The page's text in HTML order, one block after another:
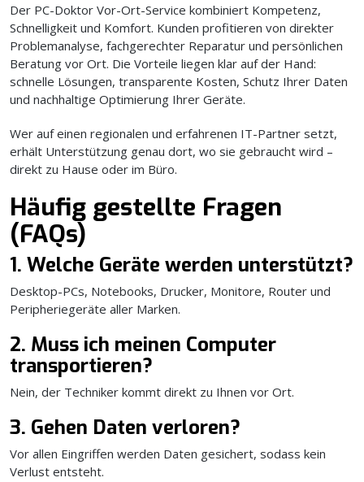
Der PC-Doktor Vor-Ort-Service kombiniert Kompetenz,
Schnelligkeit und Komfort. Kunden profitieren von direkter
Problemanalyse, fachgerechter Reparatur und persönlichen
Beratung vor Ort. Die Vorteile liegen klar auf der Hand:
schnelle Lösungen, transparente Kosten, Schutz Ihrer Daten
und nachhaltige Optimierung Ihrer Geräte.
Wer auf einen regionalen und erfahrenen IT-Partner setzt,
erhält Unterstützung genau dort, wo sie gebraucht wird –
direkt zu Hause oder im Büro.
Häufig gestellte Fragen
(FAQs)
1. Welche Geräte werden unterstützt?
Desktop-PCs, Notebooks, Drucker, Monitore, Router und
Peripheriegeräte aller Marken.
2. Muss ich meinen Computer
transportieren?
Nein, der Techniker kommt direkt zu Ihnen vor Ort.
3. Gehen Daten verloren?
Vor allen Eingriffen werden Daten gesichert, sodass kein
Verlust entsteht.